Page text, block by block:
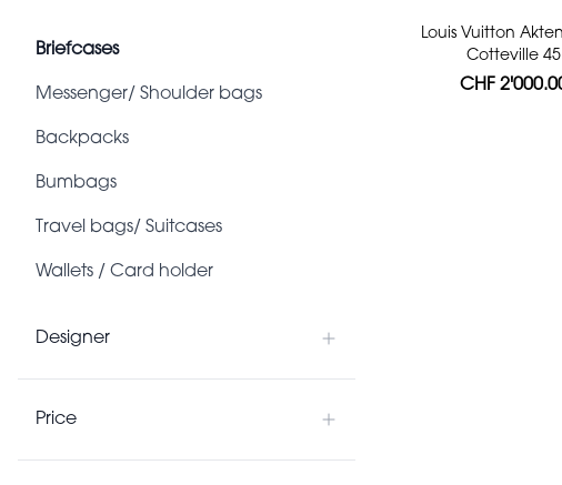
Briefcases
Messenger/ Shoulder bags
Backpacks
Bumbags
Travel bags/ Suitcases
Wallets / Card holder
Designer
Price
Louis Vuitton
Cotteville 45
CHF